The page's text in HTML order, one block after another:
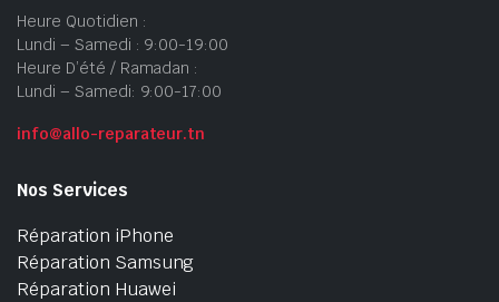
Heure Quotidien :
Lundi – Samedi : 9:00-19:00
Heure D’été / Ramadan :
Lundi – Samedi: 9:00-17:00
info@allo-reparateur.tn
Nos Services
Réparation iPhone
Réparation Samsung
Réparation Huawei